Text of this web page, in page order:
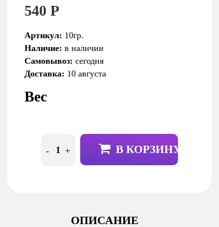
540 Р
Артикул: 10гр.
Наличие: в наличии
Самовывоз: сегодня
Доставка: 10 августа
Вес
- + В КОРЗИНУ
ОПИСАНИЕ